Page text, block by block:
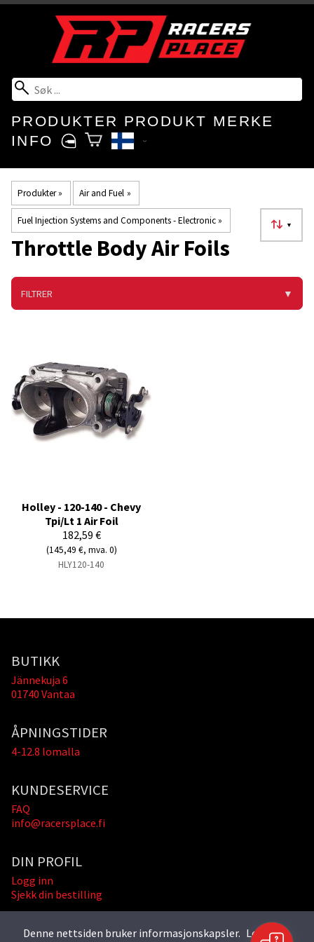
PRODUKTER PRODUKT MERKE
INFO
Produkter‪» Air and Fuel ‪»
Fuel Injection Systems and Components - Electronic‪» ▼
Throttle Body Air Foils
FILTRER ▼
Holley - 120-140 - Chevy
Tpi/Lt 1 Air Foil
182,59 €
(145,49 €, mva. 0)
HLY120-140
BUTIKK
Jännekuja 6
01740 Vantaa
ÅPNINGSTIDER
4-12.8 lomalla
KUNDESERVICE
FAQ
info@racersplace.fi
DIN PROFIL
Logg inn
Sjekk din bestilling
Denne nettsiden bruker informasjonskapsler. Les mer »